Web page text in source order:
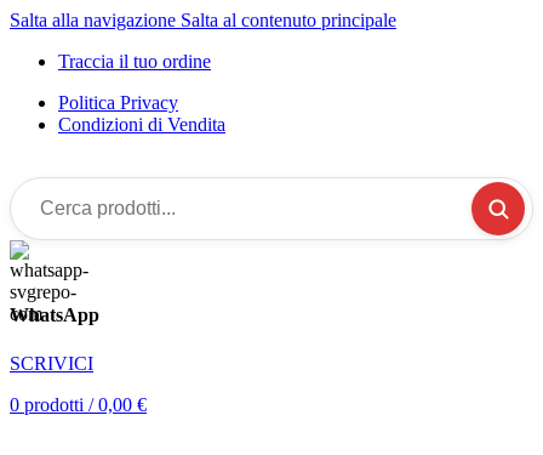
Salta alla navigazione Salta al contenuto principale
Traccia il tuo ordine
Politica Privacy
Condizioni di Vendita
Cerca
prodotti...
WhatsApp
SCRIVICI
0 prodotti / 0,00 €